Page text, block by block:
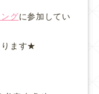
グに参加してい
ります★